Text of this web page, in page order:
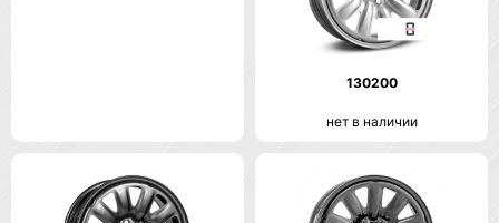
130200
нет в наличии